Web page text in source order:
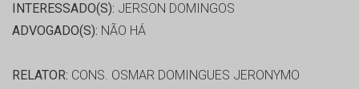
INTERESSADO(S): JERSON DOMINGOS
ADVOGADO(S): NÃO HÁ
RELATOR: CONS. OSMAR DOMINGUES JERONYMO